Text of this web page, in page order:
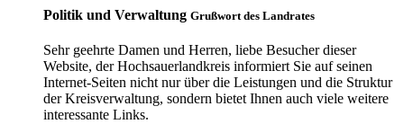
Politik und Verwaltung Grußwort des Landrates
Sehr geehrte Damen und Herren, liebe Besucher dieser
Website, der Hochsauerlandkreis informiert Sie auf seinen
Internet-Seiten nicht nur über die Leistungen und die Struktur
der Kreisverwaltung, sondern bietet Ihnen auch viele weitere
interessante Links.